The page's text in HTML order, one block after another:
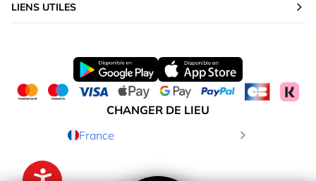
LIENS UTILES
CHANGER DE LIEU
France